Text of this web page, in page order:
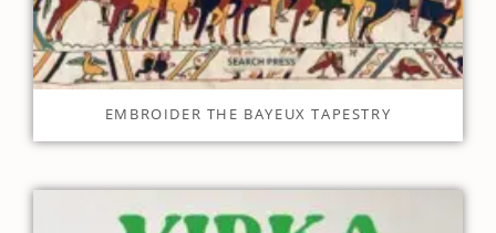
EMBROIDER THE BAYEUX TAPESTRY